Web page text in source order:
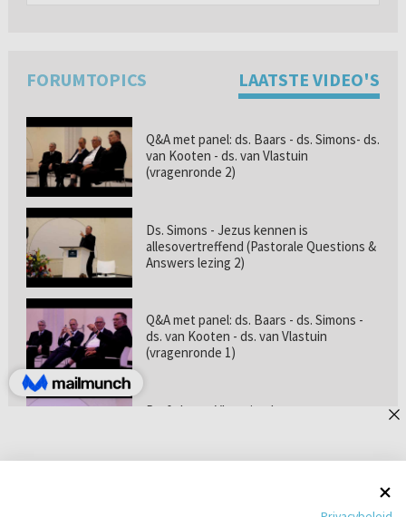
FORUMTOPICS LAATSTE VIDEO'S
Q&A met panel: ds. Baars - ds. Simons- ds.
van Kooten - ds. van Vlastuin
(vragenronde 2)
Ds. Simons - Jezus kennen is
allesovertreffend (Pastorale Questions &
Answers lezing 2)
Q&A met panel: ds. Baars - ds. Simons -
ds. van Kooten - ds. van Vlastuin
(vragenronde 1)
Prof. dr. van Vlastuin - Is